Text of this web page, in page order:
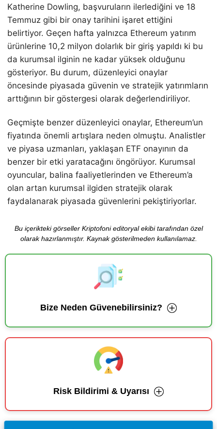
Katherine Dowling, başvuruların ilerlediğini ve 18
Temmuz gibi bir onay tarihini işaret ettiğini
belirtiyor. Geçen hafta yalnızca Ethereum yatırım
ürünlerine 10,2 milyon dolarlık bir giriş yapıldı ki bu
da kurumsal ilginin ne kadar yüksek olduğunu
gösteriyor. Bu durum, düzenleyici onaylar
öncesinde piyasada güvenin ve stratejik yatırımların
arttığının bir göstergesi olarak değerlendiriliyor.
Geçmişte benzer düzenleyici onaylar, Ethereum’un
fiyatında önemli artışlara neden olmuştu. Analistler
ve piyasa uzmanları, yaklaşan ETF onayının da
benzer bir etki yaratacağını öngörüyor. Kurumsal
oyuncular, balina faaliyetlerinden ve Ethereum’a
olan artan kurumsal ilgiden stratejik olarak
faydalanarak piyasada güvenlerini pekiştiriyorlar.
Bu içerikteki görseller Kriptofoni editoryal ekibi tarafından özel
olarak hazırlanmıştır. Kaynak gösterilmeden kullanılamaz.
Bize Neden Güvenebilirsiniz?
Risk Bildirimi & Uyarısı